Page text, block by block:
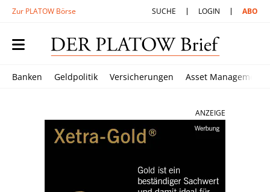
Zur PLATOW Börse SUCHE LOGIN ABO
Banken Geldpolitik Versicherungen Asset Management
ANZEIGE